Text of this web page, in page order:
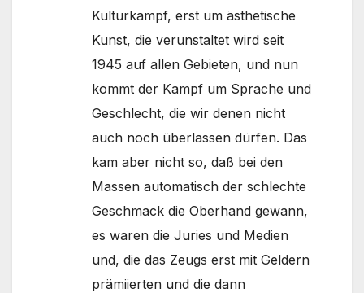
Kulturkampf, erst um ästhetische
Kunst, die verunstaltet wird seit
1945 auf allen Gebieten, und nun
kommt der Kampf um Sprache und
Geschlecht, die wir denen nicht
auch noch überlassen dürfen. Das
kam aber nicht so, daß bei den
Massen automatisch der schlechte
Geschmack die Oberhand gewann,
es waren die Juries und Medien
und, die das Zeugs erst mit Geldern
prämiierten und die dann